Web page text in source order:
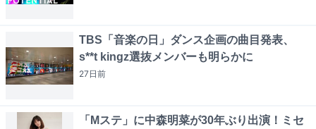
TBS「音楽の日」ダンス企画の曲目発表、
s**t kingz選抜メンバーも明らかに
27日前
「Mステ」に中森明菜が30年ぶり出演！ミセ